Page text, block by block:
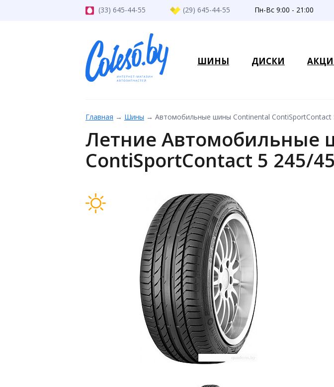
(33) 645-44-55 (29) 645-44-55 Пн-Вс 9:00 - 21:00
ШИНЫ ДИСКИ
Главная → Шины → Автомобильные шины Continental ContiSportContact
Летние Автомобильные
ContiSportContact 5 245/